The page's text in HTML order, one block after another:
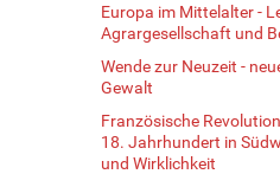
Europa im Mittelalter -
Agrargesellschaft und
Wende zur Neuzeit -
Gewalt
Französische
18. Jahrhundert in
und Wirklichkeit